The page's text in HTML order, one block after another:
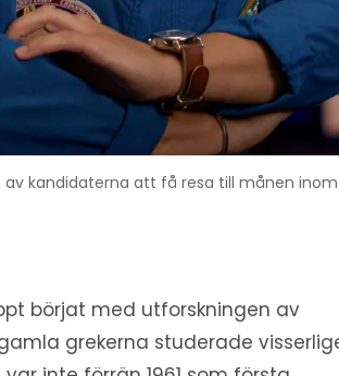
kandidaterna att få resa till månen
börjat med utforskningen av
grekerna studerade